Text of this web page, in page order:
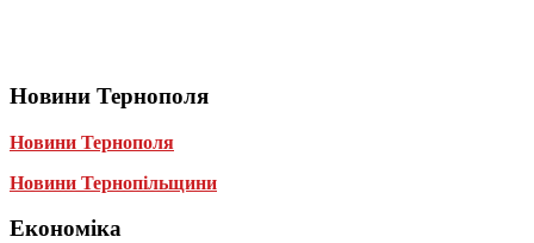
Новини Тернополя
Новини Тернополя
Новини Тернопільщини
Економіка